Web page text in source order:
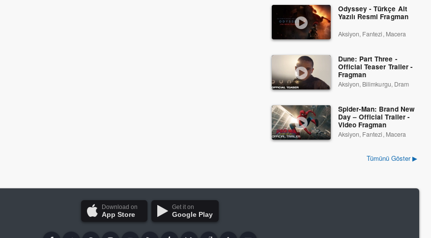
Odyssey - Türkçe Alt
Yazılı Resmi Fragman
Aksiyon, Fantezi, Macera
Dune: Part Three -
Official Teaser Trailer -
Fragman
Aksiyon, Bilimkurgu, Dram
Spider-Man: Brand New
Day – Official Trailer -
Video Fragman
Aksiyon, Fantezi, Macera
Tümünü Göster ▶
Download on
App Store
Get it on
Google Play